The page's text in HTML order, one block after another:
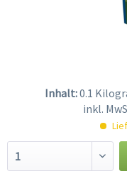
Inhalt:0.1
inkl.